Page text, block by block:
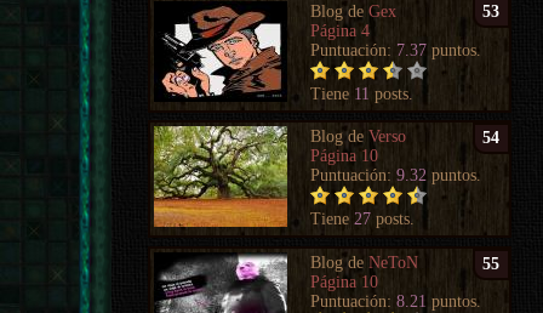
53
Blog deGex
Página 4
Puntuación: 7.37 puntos.
Tiene 11 posts.
54
Blog deVerso
Página 10
Puntuación:9.32 puntos.
Tiene27 posts.
55
Blog deNeToN
Página 10
Puntuación:8.21 puntos.